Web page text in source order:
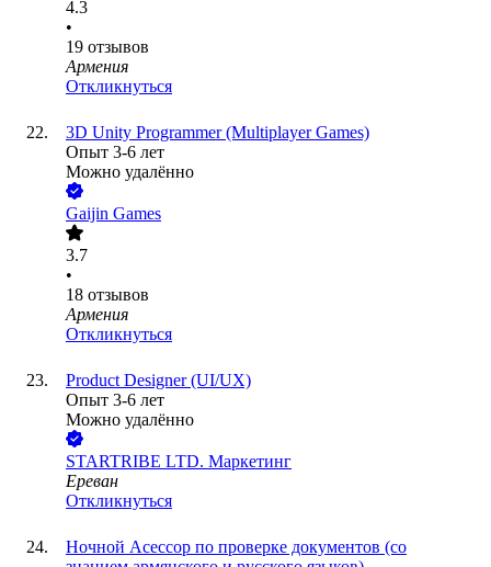
4.3
•
19 отзывов
Армения
Откликнуться
3D Unity Programmer (Multiplayer Games)
Опыт 3-6 лет
Можно удалённо
Gaijin Games
3.7
•
18 отзывов
Армения
Откликнуться
Product Designer (UI/UX)
Опыт 3-6 лет
Можно удалённо
STARTRIBE LTD. Маркетинг
Ереван
Откликнуться
Ночной Асессор по проверке документов (со